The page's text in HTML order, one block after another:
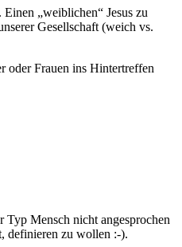
„weiblichen“ Jesus zu
Gesellschaft (weich vs.
oder Frauen ins Hintertreffen
Typ Mensch nicht angesprochen
definieren zu wollen :-).